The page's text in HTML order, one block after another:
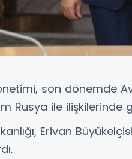
son dönemde
Rusya ile ilişkilerinde
Erivan